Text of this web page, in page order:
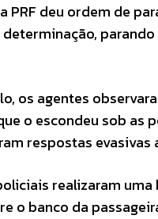
PRF deu ordem de
os agentes
o escondeu sob as
respostas
realizaram
o banco da